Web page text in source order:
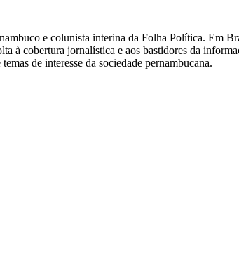
e colunista interina da Folha Política. Em
à cobertura jornalística e aos bastidores da
de interesse da sociedade pernambucana.